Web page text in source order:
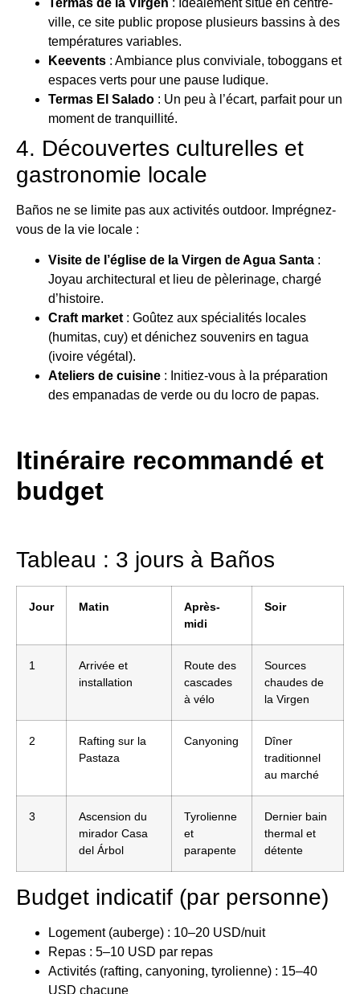
Termas de la Virgen : Idéalement situé en centre-
ville, ce site public propose plusieurs bassins à des
températures variables.
Keevents : Ambiance plus conviviale, toboggans et
espaces verts pour une pause ludique.
Termas El Salado : Un peu à l’écart, parfait pour un
moment de tranquillité.
4. Découvertes culturelles et
gastronomie locale
Baños ne se limite pas aux activités outdoor. Imprégnez-
vous de la vie locale :
Visite de l’église de la Virgen de Agua Santa :
Joyau architectural et lieu de pèlerinage, chargé
d’histoire.
Craft market : Goûtez aux spécialités locales
(humitas, cuy) et dénichez souvenirs en tagua
(ivoire végétal).
Ateliers de cuisine : Initiez-vous à la préparation
des empanadas de verde ou du locro de papas.
Itinéraire recommandé et
budget
Tableau : 3 jours à Baños
Jour Matin
Après-
midi
Soir
1
Arrivée et
installation
Route des
cascades
à vélo
Sources
chaudes de
la Virgen
2
Rafting sur la
Pastaza
Canyoning
Dîner
traditionnel
au marché
3
Ascension du
mirador Casa
del Árbol
Tyrolienne
et
parapente
Dernier bain
thermal et
détente
Budget indicatif (par personne)
Logement (auberge) : 10–20 USD/nuit
Repas : 5–10 USD par repas
Activités (rafting, canyoning, tyrolienne) : 15–40
USD chacune